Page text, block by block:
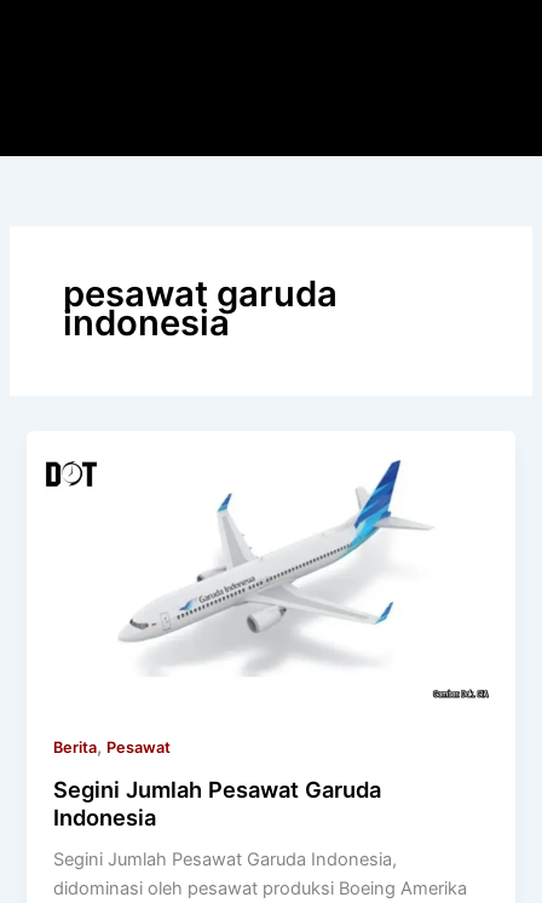
pesawat garuda
indonesia
Berita, Pesawat
Segini Jumlah Pesawat Garuda
Indonesia
Segini Jumlah Pesawat Garuda Indonesia,
didominasi oleh pesawat produksi Boeing Amerika